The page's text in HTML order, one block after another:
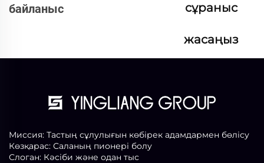
байланыс
сұраныс
жасаңыз
Миссия: Тастың сұлулығын көбірек адамдармен бөлісу
Көзқарас: Саланың пионері болу
Слоган: Кәсіби және одан тыс